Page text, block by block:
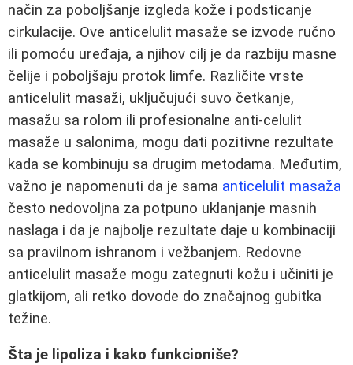
način za poboljšanje izgleda kože i podsticanje
cirkulacije. Ove anticelulit masaže se izvode ručno
ili pomoću uređaja, a njihov cilj je da razbiju masne
čelije i poboljšaju protok limfe. Različite vrste
anticelulit masaži, uključujući suvo četkanje,
masažu sa rolom ili profesionalne anti-celulit
masaže u salonima, mogu dati pozitivne rezultate
kada se kombinuju sa drugim metodama. Međutim,
važno je napomenuti da je sama anticelulit masaža
često nedovoljna za potpuno uklanjanje masnih
naslaga i da je najbolje rezultate daje u kombinaciji
sa pravilnom ishranom i vežbanjem. Redovne
anticelulit masaže mogu zategnuti kožu i učiniti je
glatkijom, ali retko dovode do značajnog gubitka
težine.
Šta je lipoliza i kako funkcioniše?